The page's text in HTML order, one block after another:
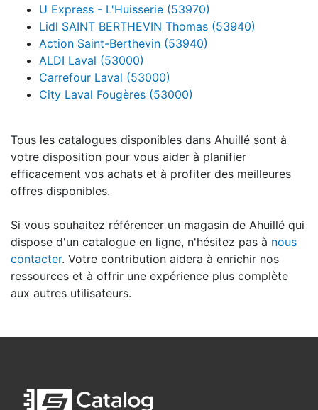
U Express - L'Huisserie (53970)
Lidl SAINT BERTHEVIN Thomas (53940)
Action Saint-Berthevin (53940)
ALDI Laval (53000)
Carrefour Laval (53000)
City Laval Fougères (53000)
Tous les catalogues disponibles dans Ahuillé sont à
votre disposition pour vous aider à planifier
efficacement vos achats et à profiter des meilleures
offres disponibles.
Si vous souhaitez référencer un magasin de Ahuillé qui
dispose d'un catalogue en ligne, n'hésitez pas à nous
contacter. Votre contribution aidera à enrichir nos
ressources et à offrir une expérience plus complète
aux autres utilisateurs.